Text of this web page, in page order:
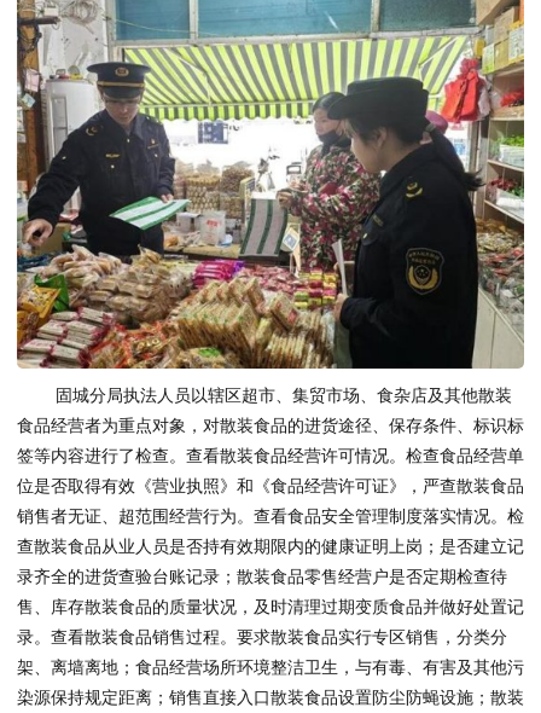
固城分局执法人员以辖区超市、集贸市场、食杂店及其他散装
食品经营者为重点对象，对散装食品的进货途径、保存条件、标识标
签等内容进行了检查。查看散装食品经营许可情况。检查食品经营单
位是否取得有效《营业执照》和《食品经营许可证》，严查散装食品
销售者无证、超范围经营行为。查看食品安全管理制度落实情况。检
查散装食品从业人员是否持有效期限内的健康证明上岗；是否建立记
录齐全的进货查验台账记录；散装食品零售经营户是否定期检查待
售、库存散装食品的质量状况，及时清理过期变质食品并做好处置记
录。查看散装食品销售过程。要求散装食品实行专区销售，分类分
架、离墙离地；食品经营场所环境整洁卫生，与有毒、有害及其他污
染源保持规定距离；销售直接入口散装食品设置防尘防蝇设施；散装